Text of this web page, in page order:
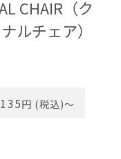
CHAIR（ク
ルチェア）
円 (税込)〜